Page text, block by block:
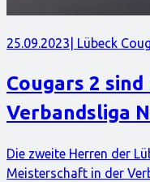
25.09.2023 | Lübeck
Cougars 2
Verbandsliga
Die zweite Herren der
Meisterschaft in der